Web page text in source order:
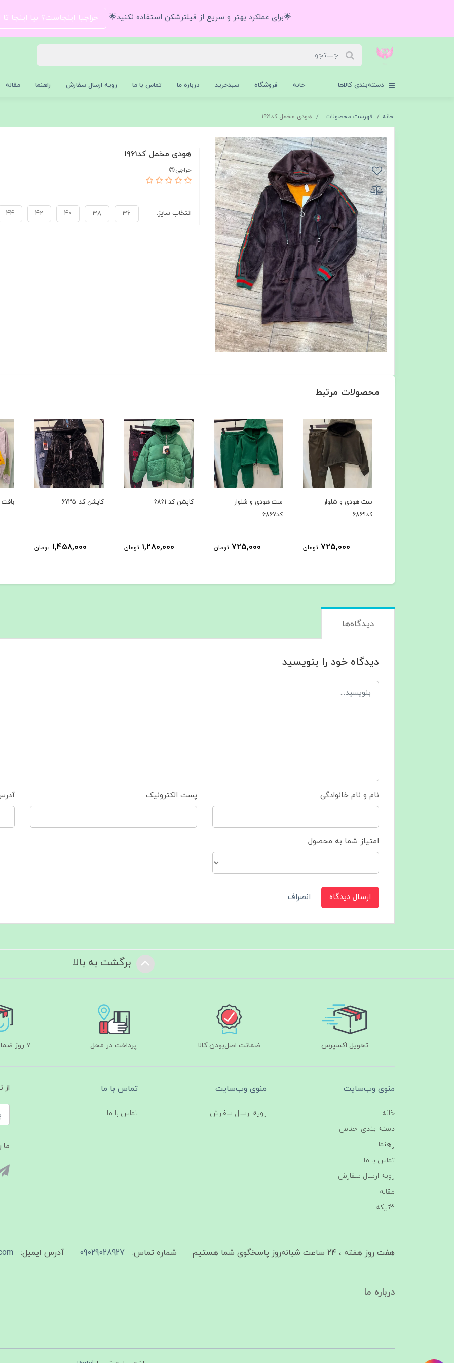
🌟برای عملکرد بهتر و سریع از فیلترشکن استفاده نکنید🌟 حراجیا اینجاست؟ بیا اینجا
دسته‌بندی کالاها خانه فروشگاه سبدخرید درباره ما تماس با ما رویه ارسال سفارش راهنما مقاله
خانه فهرست محصولات هودی مخمل کد۱۹۶۱
هودی مخمل کد۱۹۶۱
حراجی😍
انتخاب سایز: 36
38
40
42
44
محصولات مرتبط
ست هودی و شلوار
کد6869
725,000 تومان
ست هودی و شلوار
کد6867
725,000 تومان
کاپشن کد 6861
1,280,000 تومان
کاپشن کد 6735
1,458,000 تومان
بافت کد
دیدگاه‌ها
دیدگاه خود را بنویسید
نام و نام خانوادگی پست الکترونیک
امتیاز شما به محصول
ارسال دیدگاه انصراف
برگشت به بالا
تحویل اکسپرس ضمانت اصل‌بودن کالا پرداخت در محل ۷ روز ضمانت بازگشت
منوی وب‌سایت
خانه
دسته بندی اجناس
راهنما
تماس با ما
رویه ارسال سفارش
مقاله
3تیکه
منوی وب‌سایت
رویه ارسال سفارش
تماس با ما
تماس با ما
از
ما
هفت روز هفته ، ۲۴ ساعت شبانه‌روز پاسخگوی شما هستیم شماره تماس: 09029028927 آدرس ایمیل:
درباره ما